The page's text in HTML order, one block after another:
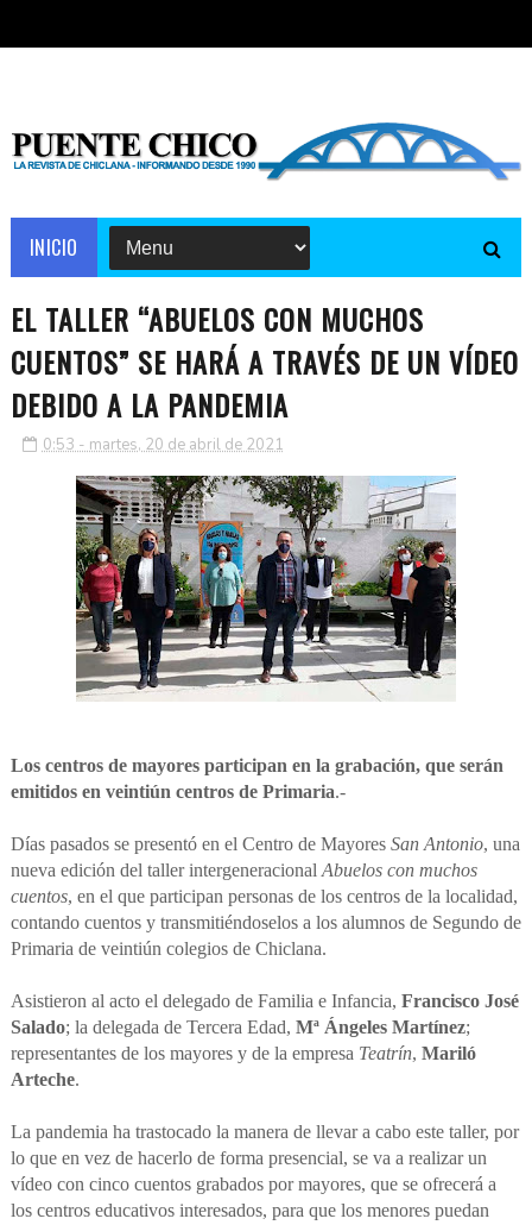
INICIO
EL TALLER “ABUELOS CON MUCHOS
CUENTOS” SE HARÁ A TRAVÉS DE UN VÍDEO
DEBIDO A LA PANDEMIA
0:53 - martes, 20 de abril de 2021
Los centros de mayores participan en la grabación, que serán
emitidos en veintiún centros de Primaria.-
Días pasados se presentó en el Centro de Mayores San Antonio, una
nueva edición del taller intergeneracional Abuelos con muchos
cuentos, en el que participan personas de los centros de la localidad,
contando cuentos y transmitiéndoselos a los alumnos de Segundo de
Primaria de veintiún colegios de Chiclana.
Asistieron al acto el delegado de Familia e Infancia, Francisco José
Salado; la delegada de Tercera Edad, Mª Ángeles Martínez;
representantes de los mayores y de la empresa Teatrín, Mariló
Arteche.
La pandemia ha trastocado la manera de llevar a cabo este taller, por
lo que en vez de hacerlo de forma presencial, se va a realizar un
vídeo con cinco cuentos grabados por mayores, que se ofrecerá a
los centros educativos interesados, para que los menores puedan